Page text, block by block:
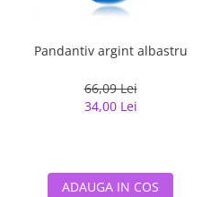
Pandantiv argint albastru
66,09 Lei
34,00 Lei
ADAUGA IN COS